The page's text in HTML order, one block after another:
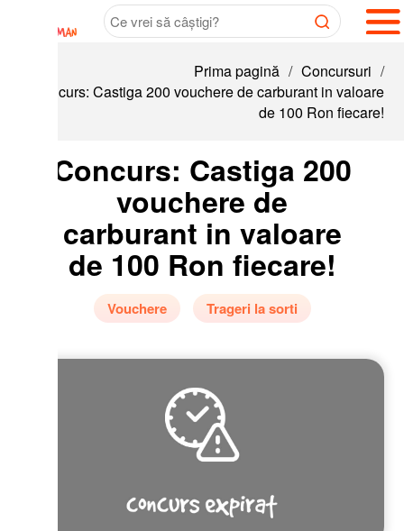
Prima pagină / Concursuri /
Castiga 200 vouchere de carburant in valoare
de 100 Ron fiecare!
Castiga 200
vouchere de
carburant in valoare
de 100 Ron fiecare!
Vouchere Trageri la sorti